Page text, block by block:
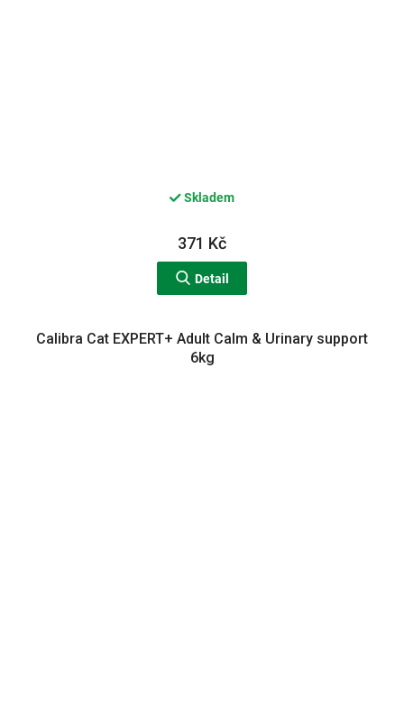
Skladem
371 Kč
Detail
Calibra Cat EXPERT+ Adult Calm & Urinary support
6kg